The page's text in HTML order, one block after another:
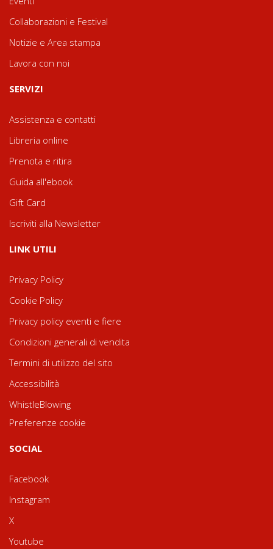
Collaborazioni e Festival
Notizie e Area stampa
Lavora con noi
SERVIZI
Assistenza e contatti
Libreria online
Prenota e ritira
Guida all'ebook
Gift Card
Iscriviti alla Newsletter
LINK UTILI
Privacy Policy
Cookie Policy
Privacy policy eventi e fiere
Condizioni generali di vendita
Termini di utilizzo del sito
Accessibilità
WhistleBlowing
Preferenze cookie
SOCIAL
Facebook
Instagram
X
Youtube